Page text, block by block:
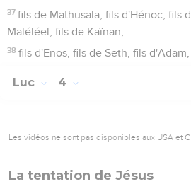
37 fils de Mathusala, fils d'Hénoc, fils
Maléléel, fils de Kaïnan,
38 fils d'Enos, fils de Seth, fils d'Adam,
Luc 4
Les vidéos ne sont pas disponibles aux USA et C
La tentation de Jésus